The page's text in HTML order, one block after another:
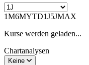
1M6MYTD1J5JMAX
Kurse werden geladen...
Chartanalysen
Keine